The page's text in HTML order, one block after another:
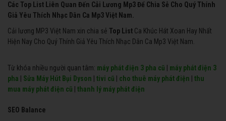
Các Top List Liên Quan Đến Cải Lương Mp3 Để Chia Sẻ Cho Quý Thính
Giả Yêu Thích Nhạc Dân Ca Mp3 Việt Nam.
Cải lương MP3 Việt Nam xin chia sẻ Top List Ca Khúc Hát Xoan Hay Nhất
Hiện Nay Cho Quý Thính Giả Yêu Thích Nhạc Dân Ca Mp3 Việt Nam.
Từ khóa nhiều người quan tâm: máy phát điện 3 pha cũ
máy phát điện 3
pha
Sửa Máy Hút Bụi Dyson tivi cũ cho thuê máy phát điện
thu
mua máy phát điện cũ
thanh lý máy phát điện
SEO Balance